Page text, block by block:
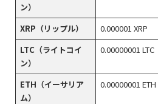
ン）
XRP（リップル） 0.000001 XRP
LTC（ライトコイ
ン）
0.00000001 LTC
ETH（イーサリア
ム）
0.00000001 ETH